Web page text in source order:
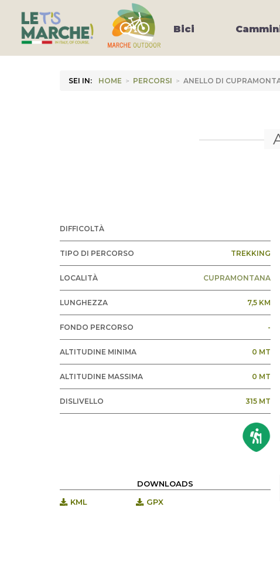
Bici
SEI IN: HOME > PERCORSI > ANELLO DI
DIFFICOLTÀ
TIPO DI PERCORSO TREKKING
LOCALITÀ CUPRAMONTANA
LUNGHEZZA 7,5 KM
FONDO PERCORSO -
ALTITUDINE MINIMA 0 MT
ALTITUDINE MASSIMA 0 MT
DISLIVELLO 315 MT
DOWNLOADS
KML
GPX